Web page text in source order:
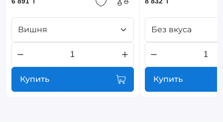
Вишня
Купить
Без вкуса
Купить